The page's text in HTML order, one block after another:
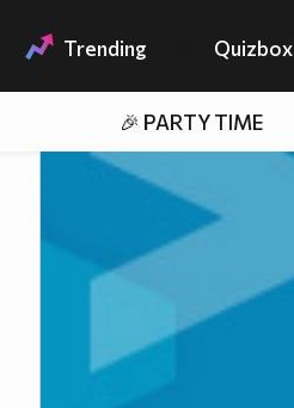
Trending Quizbox
🎉 PARTY TIME